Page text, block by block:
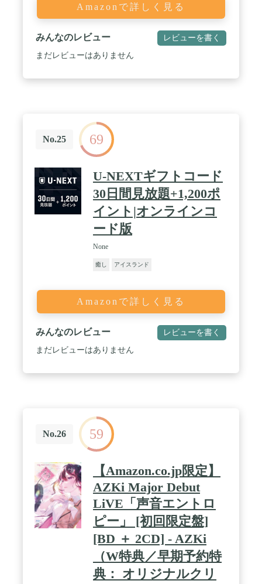
Amazonで詳しく見る
みんなのレビュー レビューを書く
まだレビューはありません
No.25 69
U-NEXTギフトコード
30日間見放題+1,200ポ
イント|オンラインコ
ード版
None
癒し アイスランド
Amazonで詳しく見る
みんなのレビュー レビューを書く
まだレビューはありません
No.26 59
【Amazon.co.jp限定】
AZKi Major Debut
LiVE「声音エントロ
ピー」 [初回限定盤]
[BD ＋ 2CD] - AZKi
（W特典／早期予約特
典： オリジナルクリ